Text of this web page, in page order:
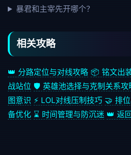
暴君和主宰先开哪个？
相关攻略
👑 分路定位与对线攻略 📦 铭文出
战站位 🛡️ 英雄池选择与克制关系攻
图意识 ⚡ LOL对线压制技巧 🤝 排
备优化 ⌛ 时间管理与防沉迷 👑 返